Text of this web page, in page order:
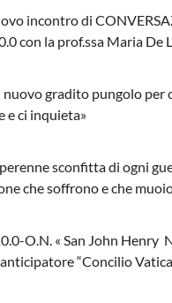
incontro di
con la prof.ssa Maria De
nuovo gradito pungolo per
e ci inquieta»
sconfitta di ogni
che soffrono e che
O.N. « San John Henry
“Concilio